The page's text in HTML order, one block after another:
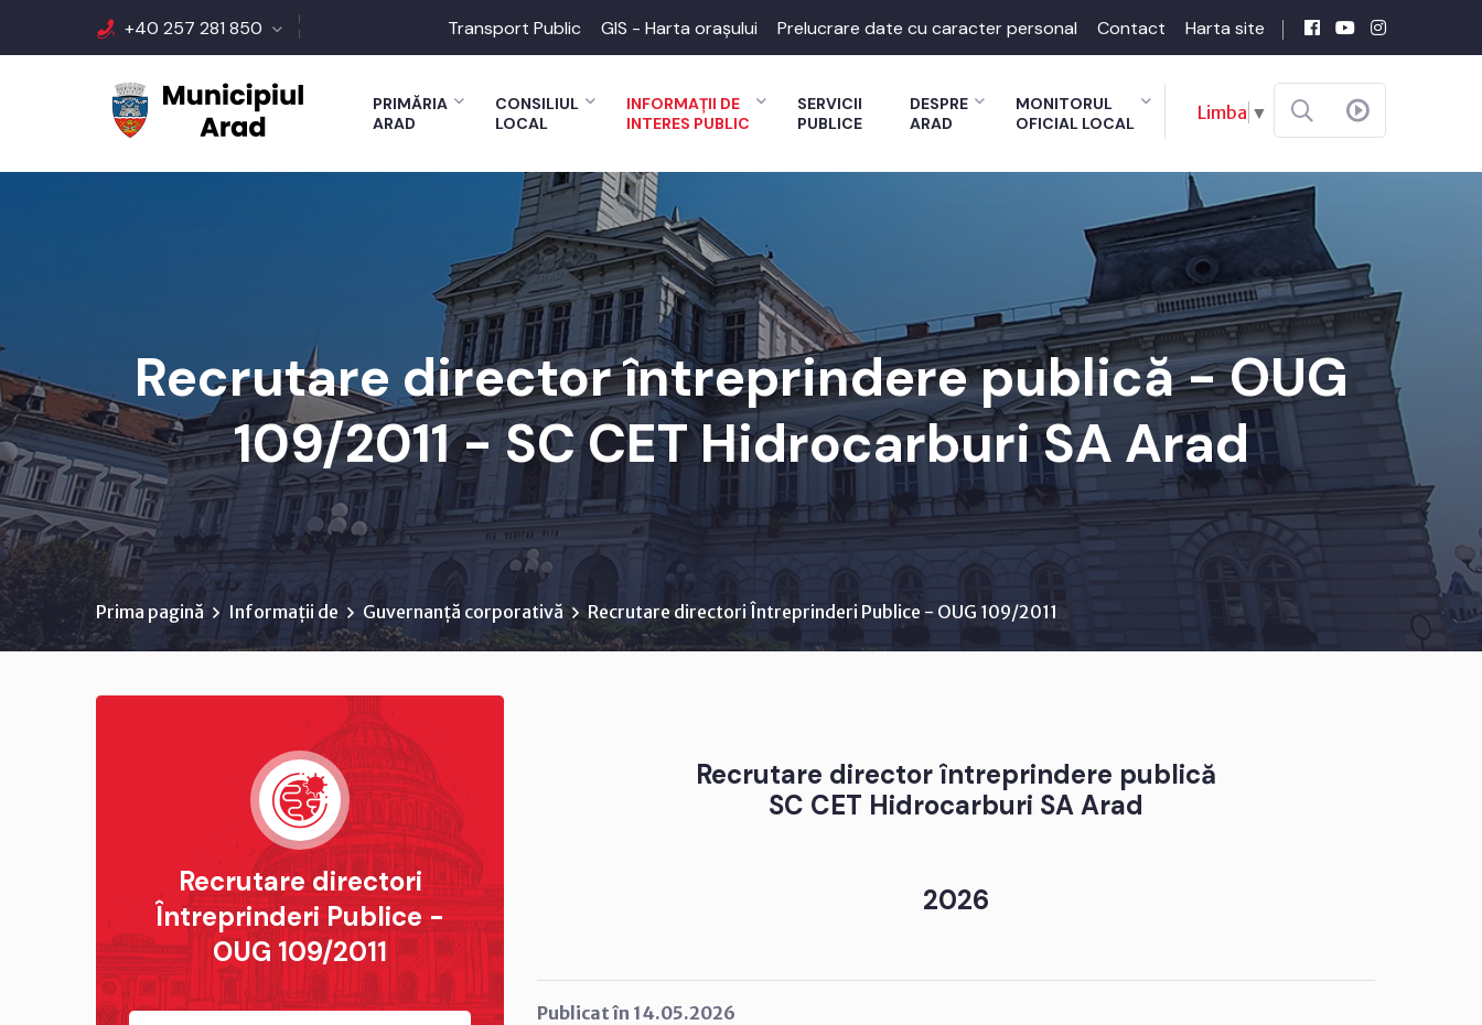
+40 257 281 850 Transport Public GIS - Harta orașului Prelucrare date cu caracter personal Contact Harta site
PRIMĂRIA
ARAD
CONSILIUL
LOCAL
INFORMAȚII DE
INTERES PUBLIC
SERVICII
PUBLICE
DESPRE
ARAD
MONITORUL
OFICIAL LOCAL
Limba ▼
Recrutare director întreprindere publică - OUG
109/2011 - SC CET Hidrocarburi SA Arad
Prima pagină Informații de Guvernanță corporativă Recrutare directori Întreprinderi Publice - OUG 109/2011
Recrutare directori
Întreprinderi Publice -
OUG 109/2011
Recrutare director întreprindere publică
SC CET Hidrocarburi SA Arad
2026
Publicat în 14.05.2026